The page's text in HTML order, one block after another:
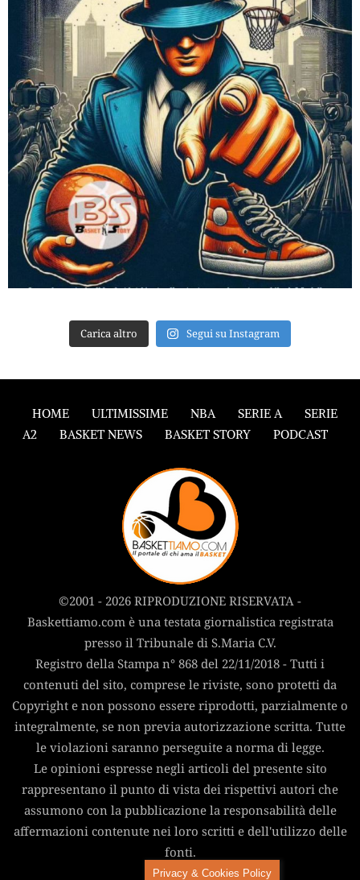
Carica altro Segui su Instagram
HOME ULTIMISSIME NBA SERIE A
SERIE
A2
BASKET NEWS BASKET STORY PODCAST
©2001 - 2026 RIPRODUZIONE RISERVATA -
Baskettiamo.com è una testata giornalistica registrata
presso il Tribunale di S.Maria C.V.
Registro della Stampa n° 868 del 22/11/2018 - Tutti i
contenuti del sito, comprese le riviste, sono protetti da
Copyright e non possono essere riprodotti, parzialmente o
integralmente, se non previa autorizzazione scritta. Tutte
le violazioni saranno perseguite a norma di legge.
Le opinioni espresse negli articoli del presente sito
rappresentano il punto di vista dei rispettivi autori che
assumono con la pubblicazione la responsabilità delle
affermazioni contenute nei loro scritti e dell'utilizzo delle
fonti.
Privacy & Cookies Policy